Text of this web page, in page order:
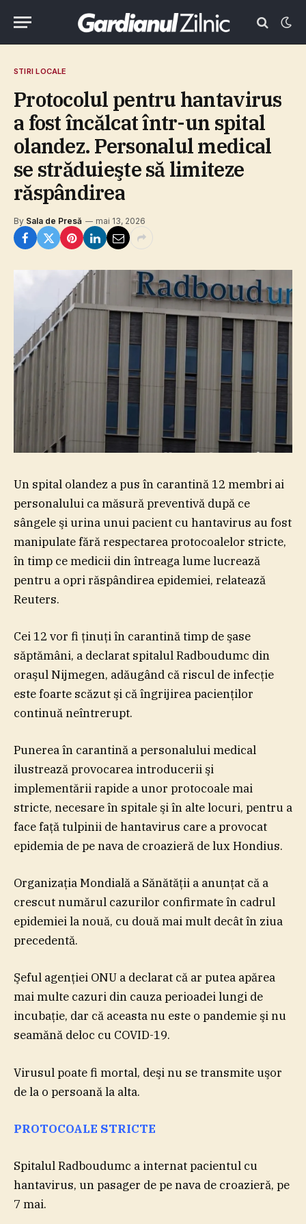
STIRI LOCALE
Protocolul pentru hantavirus
a fost încălcat într-un spital
olandez. Personalul medical
se străduieşte să limiteze
răspândirea
By Sala de Presă mai 13, 2026
Un spital olandez a pus în carantină 12 membri ai
personalului ca măsură preventivă după ce
sângele şi urina unui pacient cu hantavirus au fost
manipulate fără respectarea protocoalelor stricte,
în timp ce medicii din întreaga lume lucrează
pentru a opri răspândirea epidemiei, relatează
Reuters.
Cei 12 vor fi ţinuţi în carantină timp de şase
săptămâni, a declarat spitalul Radboudumc din
oraşul Nijmegen, adăugând că riscul de infecţie
este foarte scăzut şi că îngrijirea pacienţilor
continuă neîntrerupt.
Punerea în carantină a personalului medical
ilustrează provocarea introducerii şi
implementării rapide a unor protocoale mai
stricte, necesare în spitale şi în alte locuri, pentru a
face faţă tulpinii de hantavirus care a provocat
epidemia de pe nava de croazieră de lux Hondius.
Organizaţia Mondială a Sănătăţii a anunţat că a
crescut numărul cazurilor confirmate în cadrul
epidemiei la nouă, cu două mai mult decât în ziua
precedentă.
Şeful agenţiei ONU a declarat că ar putea apărea
mai multe cazuri din cauza perioadei lungi de
incubaţie, dar că aceasta nu este o pandemie şi nu
seamănă deloc cu COVID-19.
Virusul poate fi mortal, deşi nu se transmite uşor
de la o persoană la alta.
PROTOCOALE STRICTE
Spitalul Radboudumc a internat pacientul cu
hantavirus, un pasager de pe nava de croazieră, pe
7 mai.